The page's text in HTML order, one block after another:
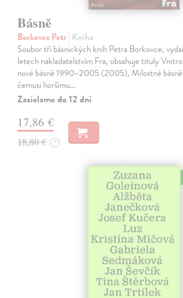
Básně
Borkovec Petr| Kniha
Soubor tří básnických knih Petra Borkovce,
letech nakladatelstvím Fra, obsahuje tituly
nové básně 1990–2005 (2005), Milostné
čemusi horšímu…
Zasielame do 12 dní
17,86 €
18,80 € ?